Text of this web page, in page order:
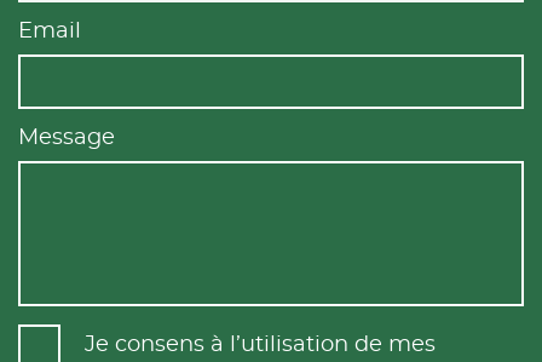
Email
Message
Je consens à l’utilisation de mes